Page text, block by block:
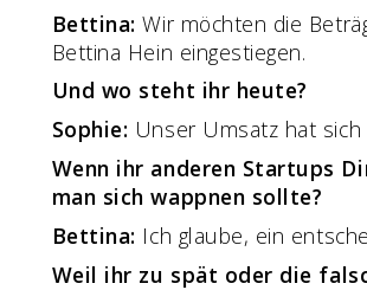
Bettina: Wir möchten die
Bettina Hein eingestiegen.
Und wo steht ihr heute?
Sophie: Unser Umsatz hat sich
Wenn ihr anderen Startups
man sich wappnen sollte?
Bettina: Ich glaube, ein
Weil ihr zu spät oder die